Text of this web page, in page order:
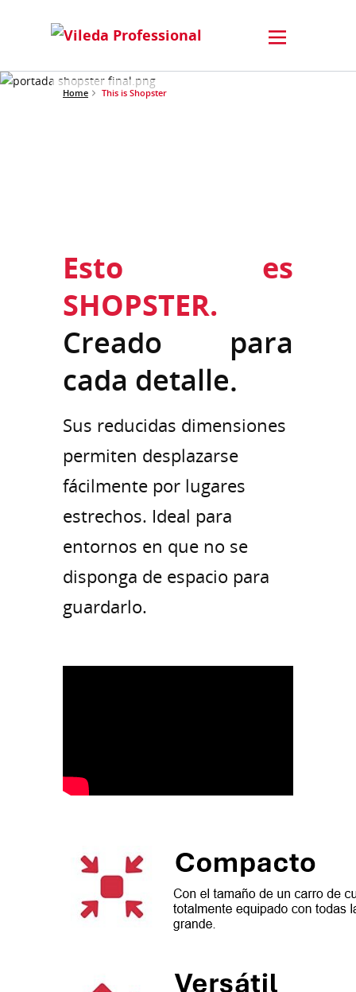
Home This is Shopster
Esto es
SHOPSTER.
Creado para
cada detalle.
Sus reducidas dimensiones
permiten desplazarse
fácilmente por lugares
estrechos. Ideal para
entornos en que no se
disponga de espacio para
guardarlo.